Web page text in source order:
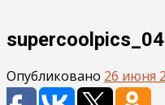
Опубликовано 26 июня